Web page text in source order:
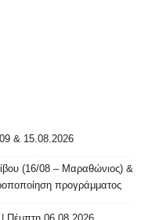
& 15.08.2026
(16/08 – Μαραθώνιος) &
προγράμματος